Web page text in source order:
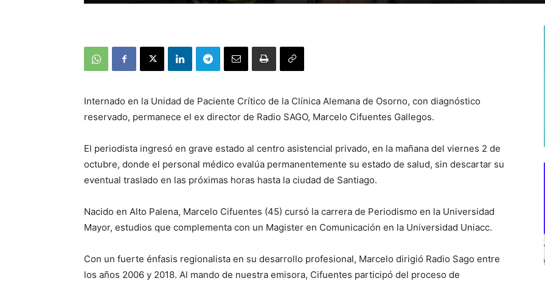
Internado en la Unidad de Paciente Crítico de la Clínica Alemana de Osorno, con diagnóstico
reservado, permanece el ex director de Radio SAGO, Marcelo Cifuentes Gallegos.
El periodista ingresó en grave estado al centro asistencial privado, en la mañana del viernes 2 de
octubre, donde el personal médico evalúa permanentemente su estado de salud, sin descartar su
eventual traslado en las próximas horas hasta la ciudad de Santiago.
Nacido en Alto Palena, Marcelo Cifuentes (45) cursó la carrera de Periodismo en la Universidad
Mayor, estudios que complementa con un Magister en Comunicación en la Universidad Uniacc.
Con un fuerte énfasis regionalista en su desarrollo profesional, Marcelo dirigió Radio Sago entre
los años 2006 y 2018. Al mando de nuestra emisora, Cifuentes participó del proceso de